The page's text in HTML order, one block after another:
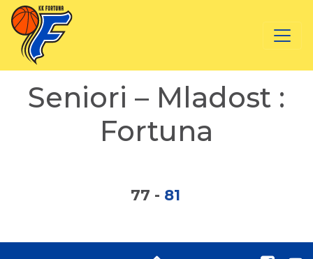
Seniori – Mladost :
Fortuna
77 - 81